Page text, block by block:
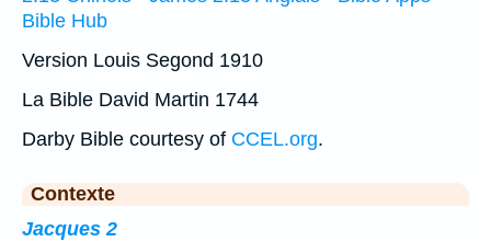
Bible Hub
Version Louis Segond 1910
La Bible David Martin 1744
Darby Bible courtesy of CCEL.org.
Contexte
Jacques 2